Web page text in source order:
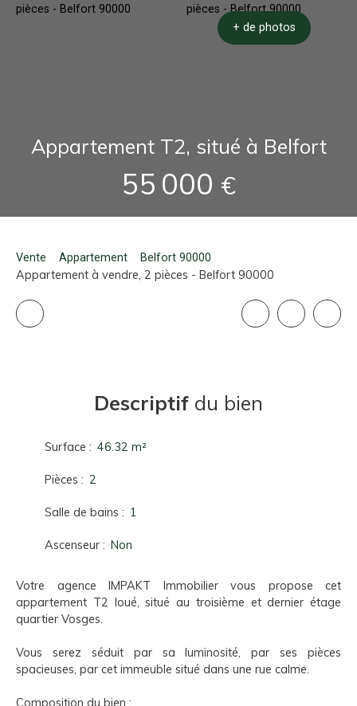
+ de photos
Appartement T2, situé à Belfort
55 000 €
Vente Appartement Belfort 90000
Appartement à vendre, 2 pièces - Belfort 90000
Descriptif du bien
Surface : 46.32 m²
Pièces : 2
Salle de bains : 1
Ascenseur : Non
Votre agence IMPAKT Immobilier vous propose cet
appartement T2 loué, situé au troisième et dernier étage
quartier Vosges.
Vous serez séduit par sa luminosité, par ses pièces
spacieuses, par cet immeuble situé dans une rue calme.
Composition du bien :